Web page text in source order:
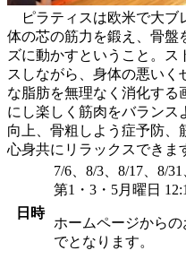
ピラティスは欧米で大ブ
体の芯の筋力を鍛え、骨盤
ズに動かすということ。ス
スしながら、身体の悪いく
な脂肪を無理なく消化する
にし楽しく筋肉をバランス
向上、骨粗しよう症予防、
心身共にリラックスできま
日時
7/6、8/3、8/17、8/31
第1・3・5月曜日
ホームページから
でとなります。